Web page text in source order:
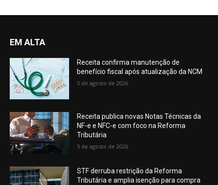
EM ALTA
Receita confirma manutenção de
benefício fiscal após atualização da NCM
5 de agosto de 2026
Receita publica novas Notas Técnicas da
NF-e e NFC-e com foco na Reforma
Tributária
5 de agosto de 2026
STF derruba restrição da Reforma
Tributária e amplia isenção para compra